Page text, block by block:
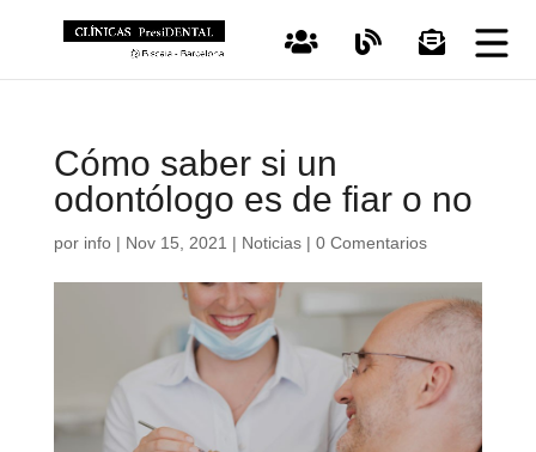
Cómo saber si un
odontólogo es de fiar o no
por info| Nov 15, 2021 | Noticias| 0 Comentarios